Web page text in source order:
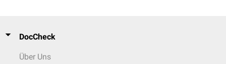
DocCheck
Über Uns